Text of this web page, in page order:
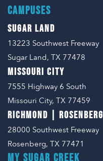
CAMPUSES
SUGAR LAND
13223 Southwest Freeway
Sugar Land, TX 77478
MISSOURI CITY
7555 Highway 6 South
Missouri City, TX 77459
RICHMOND | ROSENBERG
28000 Southwest Freeway
Rosenberg, TX 77471
MY SUGAR CREEK